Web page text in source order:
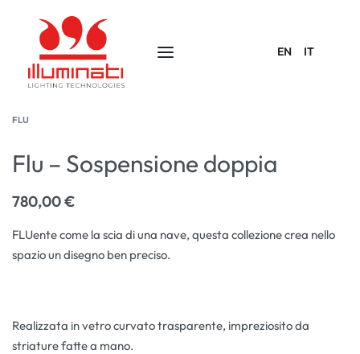
EN IT
FLU
Flu – Sospensione doppia
780,00€
FLUente come la scia di una nave, questa collezione crea nello
spazio un disegno ben preciso.
Realizzata in vetro curvato trasparente, impreziosito da
striature fatte a mano.